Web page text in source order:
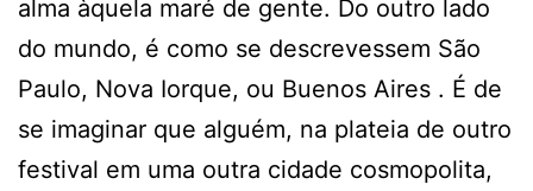
alma àquela maré de gente. Do outro lado
do mundo, é como se descrevessem São
Paulo, Nova Iorque, ou Buenos Aires . É de
se imaginar que alguém, na plateia de outro
festival em uma outra cidade cosmopolita,